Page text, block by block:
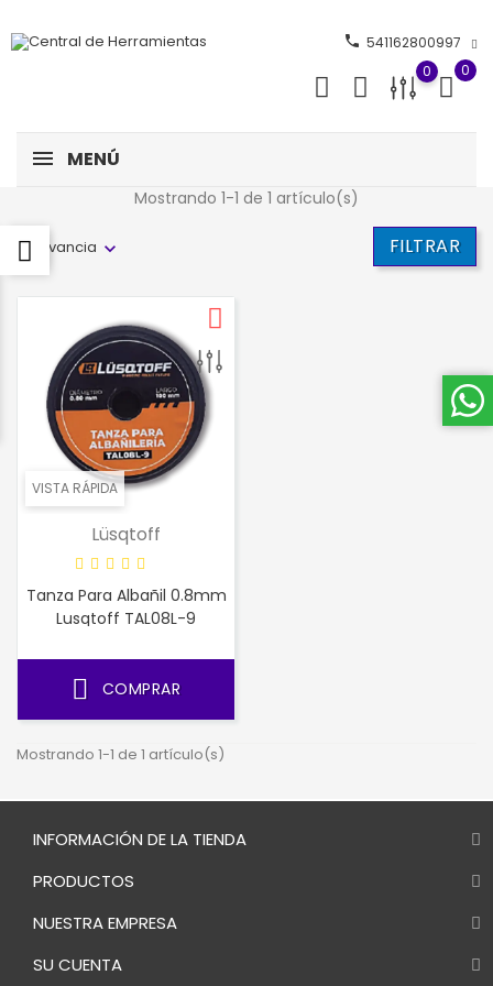
phone 541162800997
0
0
MENÚ
Relevancia FILTRAR
Mostrando 1-1 de 1 artículo(s)
VISTA RÁPIDA
Lüsqtoff
Tanza Para Albañil 0.8mm
Lusqtoff TAL08L-9
COMPRAR
Mostrando 1-1 de 1 artículo(s)
INFORMACIÓN DE LA TIENDA
PRODUCTOS
NUESTRA EMPRESA
SU CUENTA